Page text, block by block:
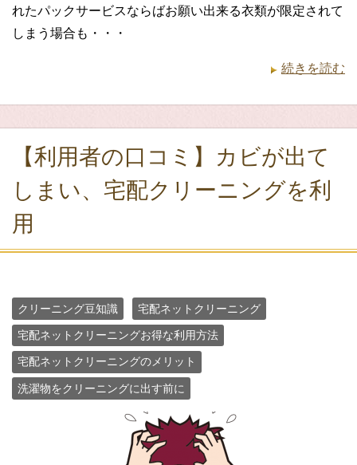
れたパックサービスならばお願い出来る衣類が限定されて
しまう場合も・・・
続きを読む
【利用者の口コミ】カビが出て
しまい、宅配クリーニングを利
用
クリーニング豆知識 宅配ネットクリーニング
宅配ネットクリーニングお得な利用方法
宅配ネットクリーニングのメリット
洗濯物をクリーニングに出す前に